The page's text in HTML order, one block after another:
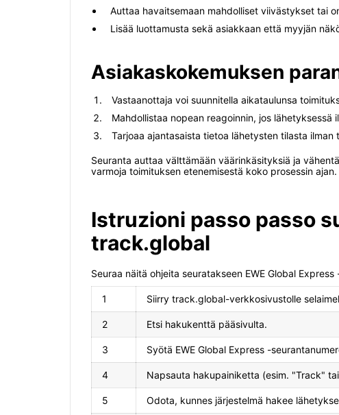
Auttaa havaitsemaan mahdolliset viivästykset tai
Lisää luottamusta sekä asiakkaan että myyjän
Asiakaskokemuksen
Vastaanottaja voi suunnitella aikataulunsa
Mahdollistaa nopean reagoinnin, jos lähetyksessä
Tarjoaa ajantasaista tietoa lähetysten tilasta
Seuranta auttaa välttämään väärinkäsityksiä ja
varmoja toimituksen etenemisestä koko prosessin ajan.
Istruzioni passo passo
track.global
Seuraa näitä ohjeita seuratakseen EWE Global
1 Siirry track.global-verkkosivustolle
2 Etsi hakukenttä pääsivulta.
3 Syötä EWE Global Express -
4 Napsauta hakupainiketta (esim. "Track"
5 Odota, kunnes järjestelmä hakee